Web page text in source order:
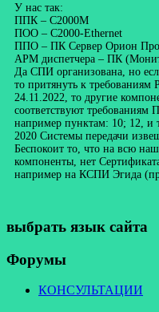
У нас так:
ППК – С2000М
ПОО – С2000-Ethernet
ППО – ПК Сервер Орион
АРМ диспетчера – ПК
Да СПИ организована, но
то притянуть к требованиям
24.11.2022, то другие
соответствуют требованиям
например пунктам: 10; 12, и
2020 Системы передачи
Беспокоит то, что на всю
компоненты, нет
например на КСПИ Эгида
выбрать язык сайта
Форумы
КОНСУЛЬТАЦИИ